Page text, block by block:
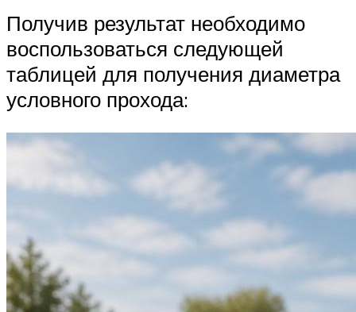
Получив результат необходимо
воспользоваться следующей
таблицей для получения диаметра
условного прохода: